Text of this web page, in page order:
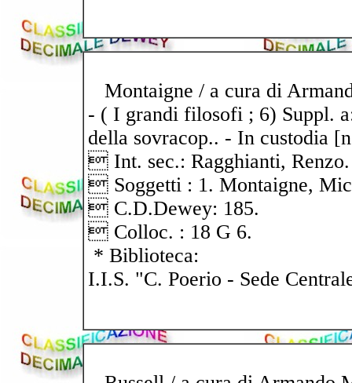
Montaigne / a cura di
- ( I grandi filosofi ; 6) Suppl.
della sovracop.. - In custodia
 Int. sec.: Ragghianti,
 Soggetti : 1. Montaigne,
 C.D.Dewey: 185.
 Colloc. : 18 G 6.
* Biblioteca:
I.I.S. "C. Poerio - Sede